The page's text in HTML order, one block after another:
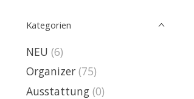
Kategorien
NEU (6)
Organizer (75)
Ausstattung (0)